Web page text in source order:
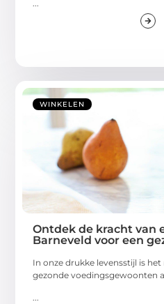
WINKELEN
Ontdek de kracht van
Barneveld voor een
In onze drukke levensstijl is
gezonde voedingsgewoonten
...